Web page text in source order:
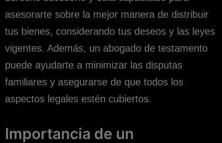
asesorarte sobre la mejor manera de distribuir
tus bienes, considerando tus deseos y las leyes
vigentes. Además, un abogado de testamento
puede ayudarte a minimizar las disputas
familiares y asegurarse de que todos los
aspectos legales estén cubiertos.
Importancia de un